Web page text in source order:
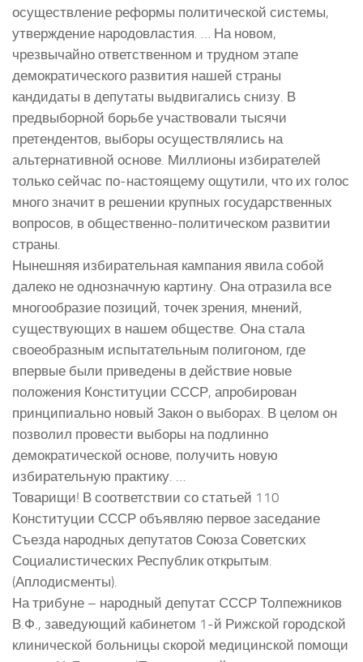
осуществление реформы политической системы,
утверждение народовластия. … На новом,
чрезвычайно ответственном и трудном этапе
демократического развития нашей страны
кандидаты в депутаты выдвигались снизу. В
предвыборной борьбе участвовали тысячи
претендентов, выборы осуществлялись на
альтернативной основе. Миллионы избирателей
только сейчас по-настоящему ощутили, что их голос
много значит в решении крупных государственных
вопросов, в общественно-политическом развитии
страны.
Нынешняя избирательная кампания явила собой
далеко не однозначную картину. Она отразила все
многообразие позиций, точек зрения, мнений,
существующих в нашем обществе. Она стала
своеобразным испытательным полигоном, где
впервые были приведены в действие новые
положения Конституции СССР, апробирован
принципиально новый Закон о выборах. В целом он
позволил провести выборы на подлинно
демократической основе, получить новую
избирательную практику. …
Товарищи! В соответствии со статьей 110
Конституции СССР объявляю первое заседание
Съезда народных депутатов Союза Советских
Социалистических Республик открытым.
(Аплодисменты).
На трибуне – народный депутат СССР Толпежников
В.Ф., заведующий кабинетом 1-й Рижской городской
клинической больницы скорой медицинской помощи